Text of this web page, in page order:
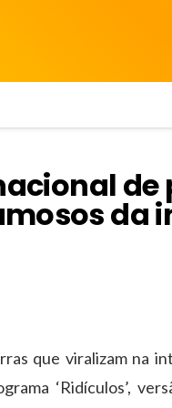
da
que viralizam na
‘Ridículos’,